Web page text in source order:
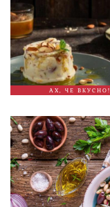
АХ, ЧЕ ВКУСНО!